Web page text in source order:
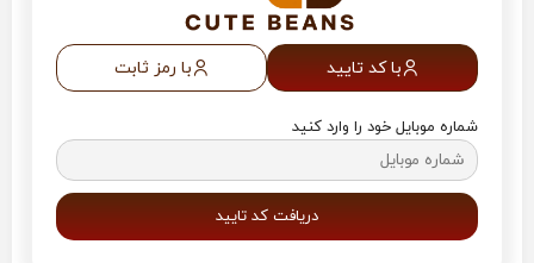
با کد تایید با رمز ثابت
شماره موبایل خود را وارد کنید
دریافت کد تایید